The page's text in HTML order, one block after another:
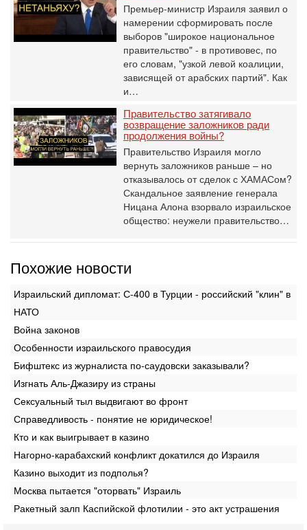
Премьер-министр Израиля заявил о
намерении сформировать после
выборов "широкое национальное
правительство" - в противовес, по
его словам, "узкой левой коалиции,
зависящей от арабских партий". Как
и…
Правительство затягивало
возвращение заложников ради
продолжения войны?
Правительство Израиля могло
вернуть заложников раньше – но
отказывалось от сделок с ХАМАСом?
Скандальное заявление генерала
Ницана Алона взорвало израильское
общество: неужели правительство…
Похожие новости
Израильский дипломат: С-400 в Турции - российский "клин" в
НАТО
Война законов
Особенности израильского правосудия
Бифштекс из журналиста по-саудовски заказывали?
Изгнать Аль-Джазиру из страны
Сексуальный тыл выдвигают во фронт
Справедливость - понятие не юридическое!
Кто и как выигрывает в казино
Нагорно-карабахский конфликт докатился до Израиля
Казино выходит из подполья?
Москва пытается "оторвать" Израиль
Ракетный залп Каспийской флотилии - это акт устрашения